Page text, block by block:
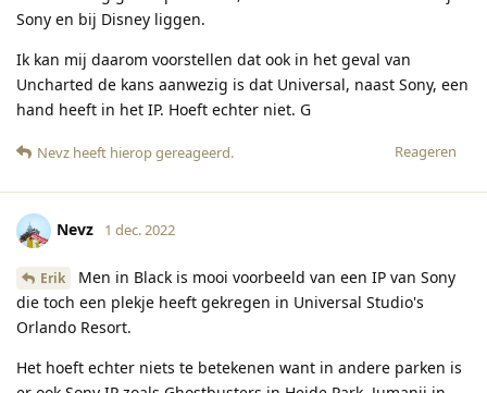
Sony en bij Disney liggen.
Ik kan mij daarom voorstellen dat ook in het geval van
Uncharted de kans aanwezig is dat Universal, naast Sony, een
hand heeft in het IP. Hoeft echter niet. G
Reageren
Nevz heeft hierop gereageerd.
Nevz 1 dec. 2022
Erik
Men in Black is mooi voorbeeld van een IP van Sony
die toch een plekje heeft gekregen in Universal Studio's
Orlando Resort.
Het hoeft echter niets te betekenen want in andere parken is